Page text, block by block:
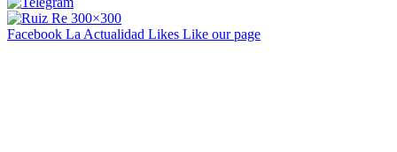
Facebook La Actualidad Likes Like our page